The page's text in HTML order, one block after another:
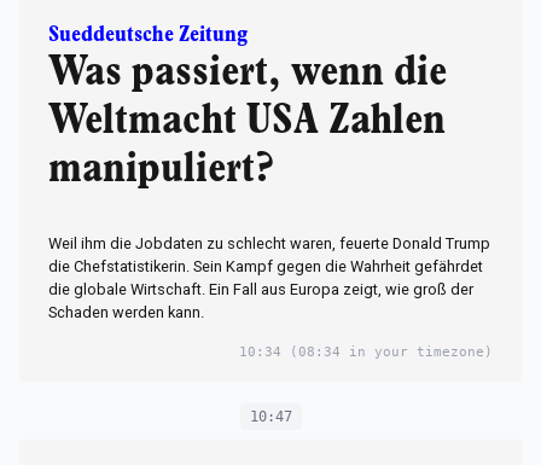
Sueddeutsche Zeitung
Was passiert, wenn die
Weltmacht USA Zahlen
manipuliert?
Weil ihm die Jobdaten zu schlecht waren, feuerte Donald Trump
die Chefstatistikerin. Sein Kampf gegen die Wahrheit gefährdet
die globale Wirtschaft. Ein Fall aus Europa zeigt, wie groß der
Schaden werden kann.
10:34 (08:34 in your timezone)
10:47